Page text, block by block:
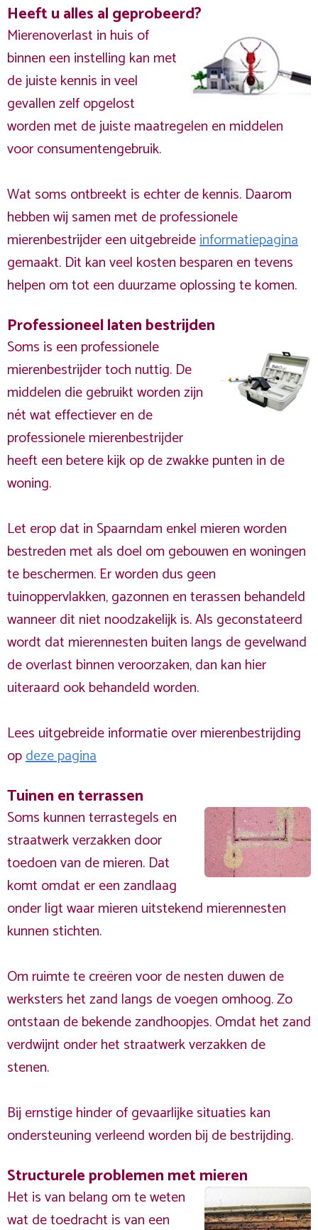
Heeft u alles al geprobeerd?
Mierenoverlast in huis of
binnen een instelling kan met
de juiste kennis in veel
gevallen zelf opgelost
worden met de juiste maatregelen en middelen
voor consumentengebruik.
Wat soms ontbreekt is echter de kennis. Daarom
hebben wij samen met de professionele
mierenbestrijder een uitgebreideinformatiepagina
gemaakt. Dit kan veel kosten besparen en tevens
helpen om tot een duurzame oplossing te komen.
Professioneel laten bestrijden
Soms is een professionele
mierenbestrijder toch nuttig. De
middelen die gebruikt worden zijn
nét wat effectiever en de
professionele mierenbestrijder
heeft een betere kijk op de zwakke punten in de
woning.
Let erop dat in Spaarndam enkel mieren worden
bestreden met als doel om gebouwen en woningen
te beschermen. Er worden dus geen
tuinoppervlakken, gazonnen en terassen behandeld
wanneer dit niet noodzakelijk is. Als geconstateerd
wordt dat mierennesten buiten langs de gevelwand
de overlast binnen veroorzaken, dan kan hier
uiteraard ook behandeld worden.
Lees uitgebreide informatie over mierenbestrijding
opdeze pagina
Tuinen en terrassen
Soms kunnen terrastegels en
straatwerk verzakken door
toedoen van de mieren. Dat
komt omdat er een zandlaag
onder ligt waar mieren uitstekend mierennesten
kunnen stichten.
Om ruimte te creëren voor de nesten duwen de
werksters het zand langs de voegen omhoog. Zo
ontstaan de bekende zandhoopjes. Omdat het zand
verdwijnt onder het straatwerk verzakken de
stenen.
Bij ernstige hinder of gevaarlijke situaties kan
ondersteuning verleend worden bij de bestrijding.
Structurele problemen met mieren
Het is van belang om te weten
wat de toedracht is van een